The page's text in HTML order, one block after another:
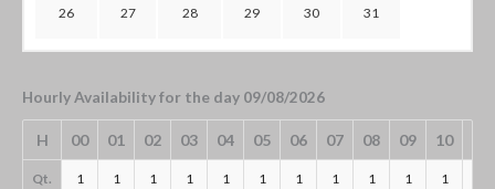
26 27 28 29 30 31
Hourly Availability for the day 09/08/2026
H 00 01 02 03 04 05 06 07 08 09 10
Qt. 1 1 1 1 1 1 1 1 1 1 1